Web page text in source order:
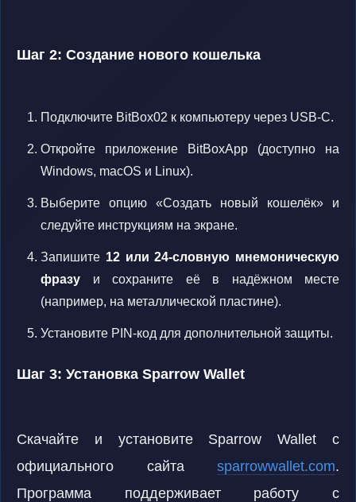
Шаг 2: Создание нового кошелька
Подключите BitBox02 к компьютеру через USB-C.
Откройте приложение BitBoxApp (доступно на
Windows, macOS и Linux).
Выберите опцию «Создать новый кошелёк» и
следуйте инструкциям на экране.
Запишите 12 или 24-словную мнемоническую
фразу и сохраните её в надёжном месте
(например, на металлической пластине).
Установите PIN-код для дополнительной защиты.
Шаг 3: Установка Sparrow Wallet
Скачайте и установите Sparrow Wallet с
официального сайта sparrowwallet.com.
Программа поддерживает работу с